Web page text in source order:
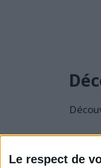
Le respect de